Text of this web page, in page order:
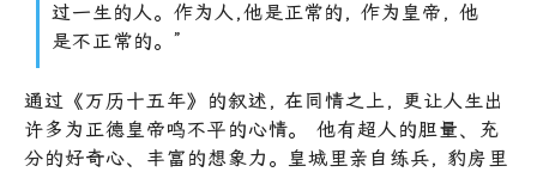
过一生的人。作为人,他是正常的, 作为皇帝, 他
是不正常的。”
通过《万历十五年》的叙述, 在同情之上, 更让人生出
许多为正德皇帝鸣不平的心情。 他有超人的胆量、充
分的好奇心、丰富的想象力。皇城里亲自练兵, 豹房里